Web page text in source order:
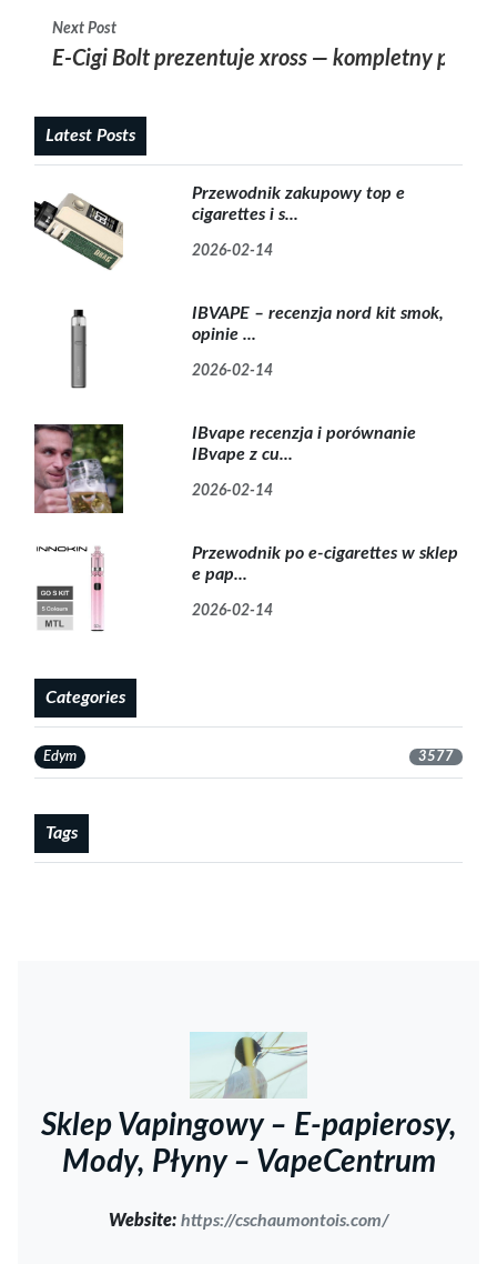
Next Post
E-Cigi Bolt prezentuje xross — kompletny
Latest Posts
Przewodnik zakupowy top e
cigarettes i s...
2026-02-14
IBVAPE – recenzja nord kit smok,
opinie ...
2026-02-14
IBvape recenzja i porównanie
IBvape z cu...
2026-02-14
Przewodnik po e-cigarettes w sklep
e pap...
2026-02-14
Categories
Edym 3577
Tags
Sklep Vapingowy – E-papierosy,
Mody, Płyny – VapeCentrum
Website: https://cschaumontois.com/